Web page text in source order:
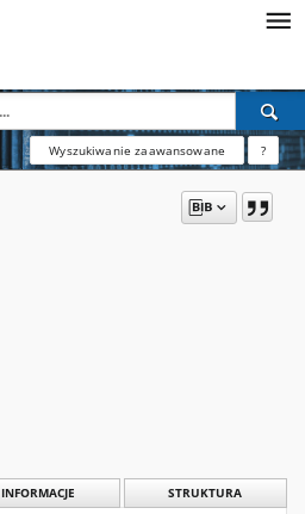
Wyszukiwanie zaawansowane ?
INFORMACJE STRUKTURA